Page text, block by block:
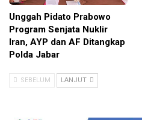
Unggah Pidato Prabowo
Program Senjata Nuklir
Iran, AYP dan AF Ditangkap
Polda Jabar
SEBELUM LANJUT